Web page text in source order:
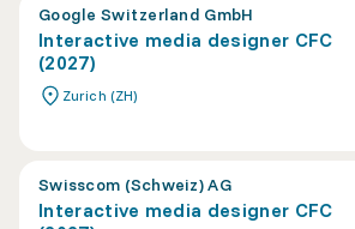
Google Switzerland GmbH
Interactive media designer CFC
(2027)
Zurich (ZH)
Swisscom (Schweiz) AG
Interactive media designer CFC